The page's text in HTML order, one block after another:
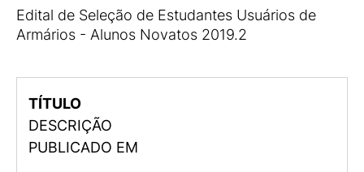
Edital de Seleção de Estudantes Usuários de
Armários - Alunos Novatos 2019.2
TÍTULO
DESCRIÇÃO
PUBLICADO EM